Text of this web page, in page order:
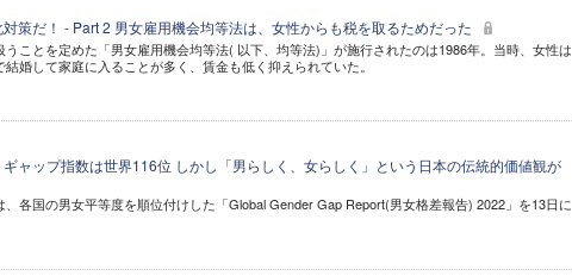
策だ！ - Part 2 男女雇用機会均等法は、女性からも税を取るためだった
ことを定めた「男女雇用機会均等法( 以下、均等法)」が施行されたのは1986年。当時、女性は
婚して家庭に入ることが多く、賃金も低く抑えられていた。
ャップ指数は世界116位 しかし「男らしく、女らしく」という日本の伝統的価値観が
各国の男女平等度を順位付けした「Global Gender Gap Report(男女格差報告) 2022」を13日に